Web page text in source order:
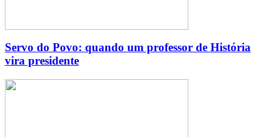
Servo do Povo: quando um professor de História
vira presidente